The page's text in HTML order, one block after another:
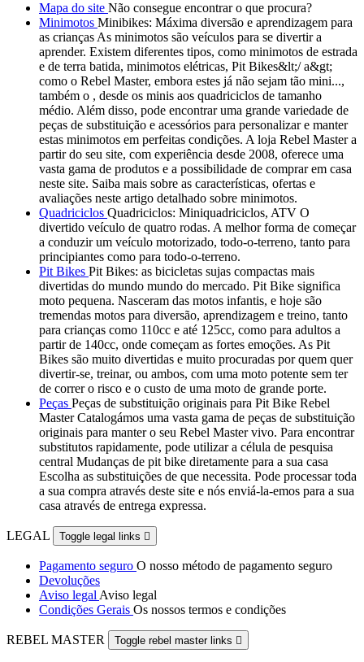
Mapa do site Não consegue encontrar o que procura?
Minimotos Minibikes: Máxima diversão e aprendizagem para
as crianças As minimotos são veículos para se divertir a
aprender. Existem diferentes tipos, como minimotos de estrada
e de terra batida, minimotos elétricas, Pit Bikes&lt;/ a&gt;
como o Rebel Master, embora estes já não sejam tão mini...,
também o , desde os minis aos quadriciclos de tamanho
médio. Além disso, pode encontrar uma grande variedade de
peças de substituição e acessórios para personalizar e manter
estas minimotos em perfeitas condições. A loja Rebel Master a
partir do seu site, com experiência desde 2008, oferece uma
vasta gama de produtos e a possibilidade de comprar em casa
neste site. Saiba mais sobre as características, ofertas e
avaliações neste artigo detalhado sobre minimotos.
Quadriciclos Quadriciclos: Miniquadriciclos, ATV O
divertido veículo de quatro rodas. A melhor forma de começar
a conduzir um veículo motorizado, todo-o-terreno, tanto para
principiantes como para todo-o-terreno.
Pit Bikes Pit Bikes: as bicicletas sujas compactas mais
divertidas do mundo mundo do mercado. Pit Bike significa
moto pequena. Nasceram das motos infantis, e hoje são
tremendas motos para diversão, aprendizagem e treino, tanto
para crianças como 110cc e até 125cc, como para adultos a
partir de 140cc, onde começam as fortes emoções. As Pit
Bikes são muito divertidas e muito procuradas por quem quer
divertir-se, treinar, ou ambos, com uma moto potente sem ter
de correr o risco e o custo de uma moto de grande porte.
Peças Peças de substituição originais para Pit Bike Rebel
Master Catalogámos uma vasta gama de peças de substituição
originais para manter o seu Rebel Master vivo. Para encontrar
substitutos rapidamente, pode utilizar a célula de pesquisa
central Mudanças de pit bike diretamente para a sua casa
Escolha as substituições de que necessita. Pode processar toda
a sua compra através deste site e nós enviá-la-emos para a sua
casa através de entrega expressa.
LEGAL Toggle legal links 
Pagamento seguro O nosso método de pagamento seguro
Devoluções
Aviso legalAviso legal
Condições Gerais Os nossos termos e condições
REBEL MASTER Toggle rebel master links 